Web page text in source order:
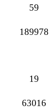
59
189978
19
63016